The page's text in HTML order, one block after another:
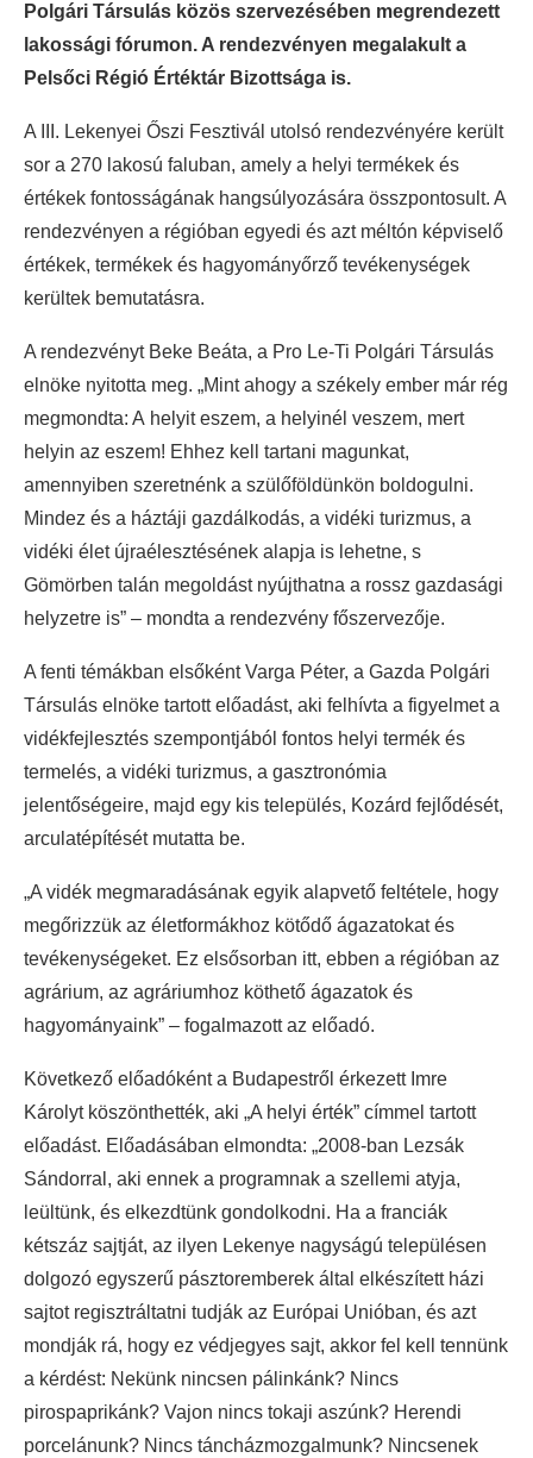
Polgári Társulás közös szervezésében megrendezett
lakossági fórumon. A rendezvényen megalakult a
Pelsőci Régió Értéktár Bizottsága is.
A III. Lekenyei Őszi Fesztivál utolsó rendezvényére került
sor a 270 lakosú faluban, amely a helyi termékek és
értékek fontosságának hangsúlyozására összpontosult. A
rendezvényen a régióban egyedi és azt méltón képviselő
értékek, termékek és hagyományőrző tevékenységek
kerültek bemutatásra.
A rendezvényt Beke Beáta, a Pro Le-Ti Polgári Társulás
elnöke nyitotta meg. „Mint ahogy a székely ember már rég
megmondta: A helyit eszem, a helyinél veszem, mert
helyin az eszem! Ehhez kell tartani magunkat,
amennyiben szeretnénk a szülőföldünkön boldogulni.
Mindez és a háztáji gazdálkodás, a vidéki turizmus, a
vidéki élet újraélesztésének alapja is lehetne, s
Gömörben talán megoldást nyújthatna a rossz gazdasági
helyzetre is” – mondta a rendezvény főszervezője.
A fenti témákban elsőként Varga Péter, a Gazda Polgári
Társulás elnöke tartott előadást, aki felhívta a figyelmet a
vidékfejlesztés szempontjából fontos helyi termék és
termelés, a vidéki turizmus, a gasztronómia
jelentőségeire, majd egy kis település, Kozárd fejlődését,
arculatépítését mutatta be.
„A vidék megmaradásának egyik alapvető feltétele, hogy
megőrizzük az életformákhoz kötődő ágazatokat és
tevékenységeket. Ez elsősorban itt, ebben a régióban az
agrárium, az agráriumhoz köthető ágazatok és
hagyományaink” – fogalmazott az előadó.
Következő előadóként a Budapestről érkezett Imre
Károlyt köszönthették, aki „A helyi érték” címmel tartott
előadást. Előadásában elmondta: „2008-ban Lezsák
Sándorral, aki ennek a programnak a szellemi atyja,
leültünk, és elkezdtünk gondolkodni. Ha a franciák
kétszáz sajtját, az ilyen Lekenye nagyságú településen
dolgozó egyszerű pásztoremberek által elkészített házi
sajtot regisztráltatni tudják az Európai Unióban, és azt
mondják rá, hogy ez védjegyes sajt, akkor fel kell tennünk
a kérdést: Nekünk nincsen pálinkánk? Nincs
pirospaprikánk? Vajon nincs tokaji aszúnk? Herendi
porcelánunk? Nincs táncházmozgalmunk? Nincsenek